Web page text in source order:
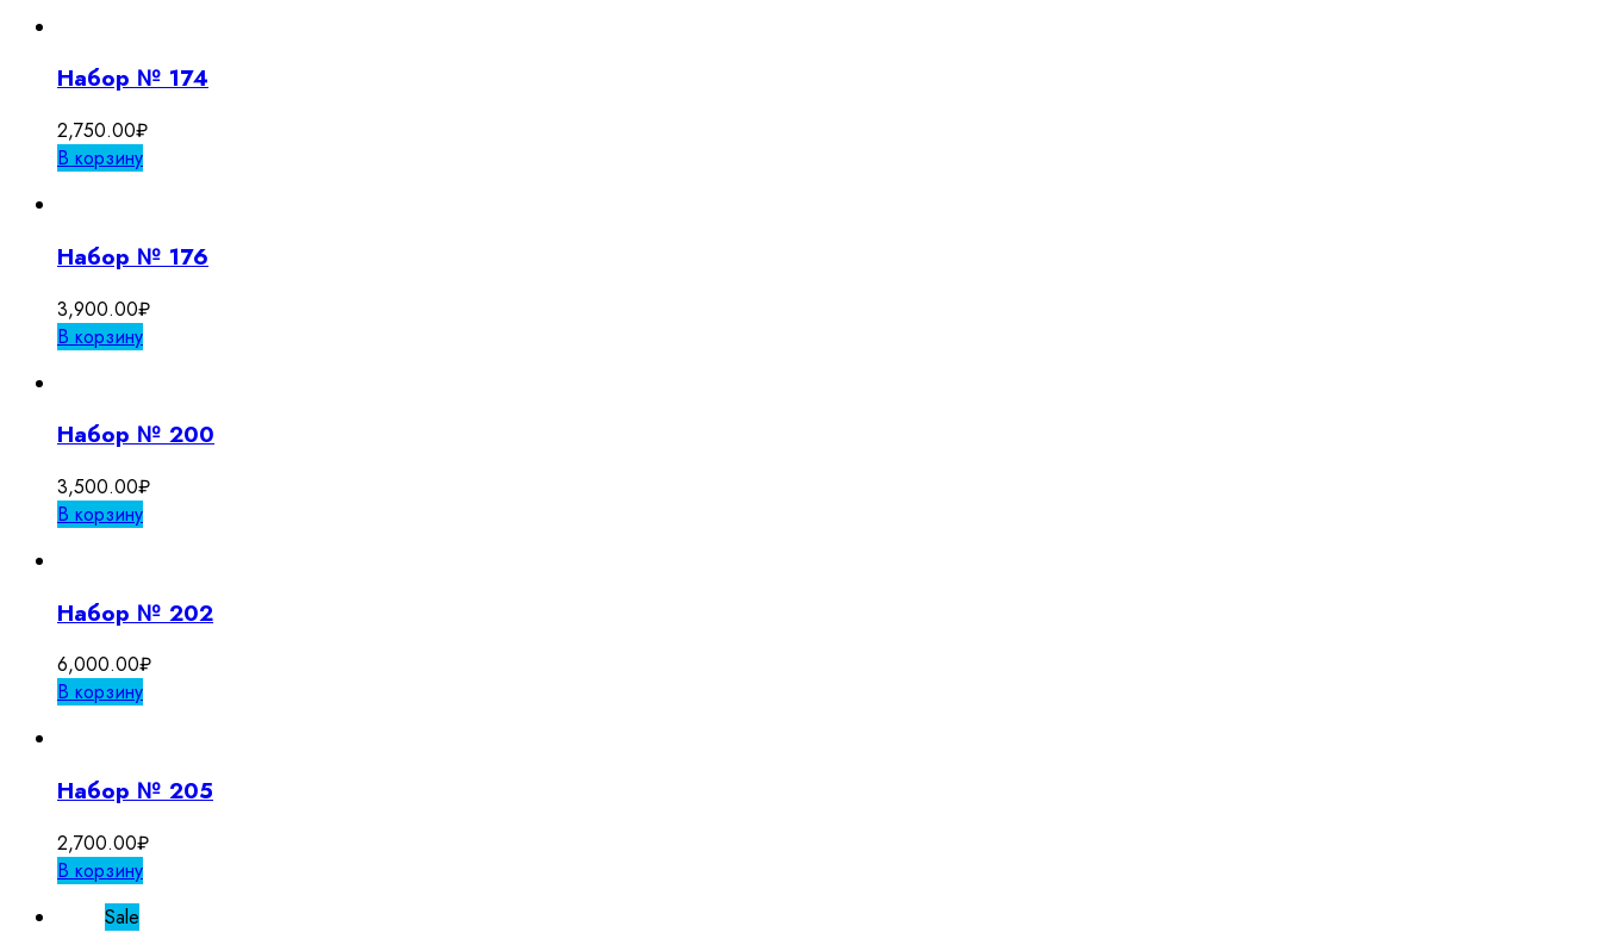
Набор № 174
2,750.00₽
В корзину
Набор № 176
3,900.00₽
В корзину
Набор № 200
3,500.00₽
В корзину
Набор № 202
6,000.00₽
В корзину
Набор № 205
2,700.00₽
В корзину
Sale